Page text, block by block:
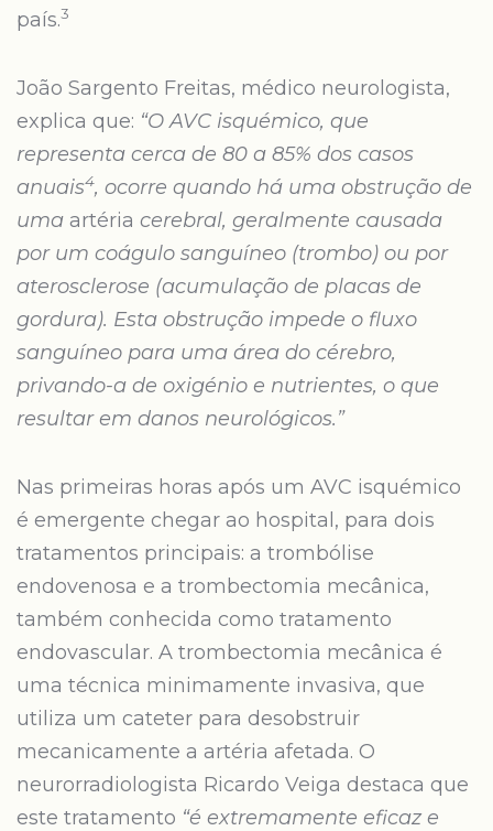
país.3
João Sargento Freitas, médico neurologista,
explica que: “O AVC isquémico, que
representa cerca de 80 a 85% dos casos
anuais4, ocorre quando há uma obstrução de
uma artéria cerebral, geralmente causada
por um coágulo sanguíneo (trombo) ou por
aterosclerose (acumulação de placas de
gordura). Esta obstrução impede o fluxo
sanguíneo para uma área do cérebro,
privando-a de oxigénio e nutrientes, o que
resultar em danos neurológicos.”
Nas primeiras horas após um AVC isquémico
é emergente chegar ao hospital, para dois
tratamentos principais: a trombólise
endovenosa e a trombectomia mecânica,
também conhecida como tratamento
endovascular. A trombectomia mecânica é
uma técnica minimamente invasiva, que
utiliza um cateter para desobstruir
mecanicamente a artéria afetada. O
neurorradiologista Ricardo Veiga destaca que
este tratamento “é extremamente eficaz e